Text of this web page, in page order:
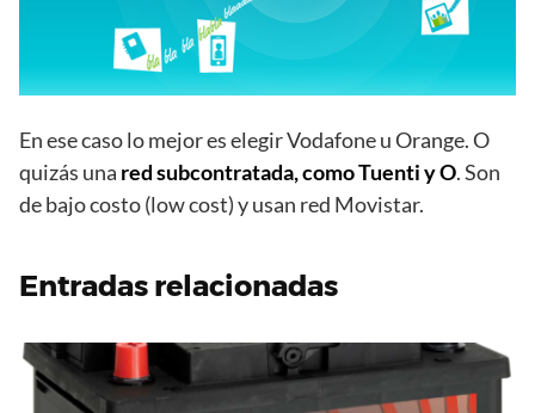
En ese caso lo mejor es elegir Vodafone u Orange. O
quizás una red subcontratada, como Tuenti y O. Son
de bajo costo (low cost) y usan red Movistar.
Entradas relacionadas